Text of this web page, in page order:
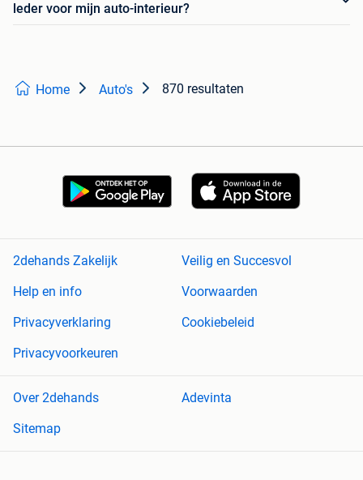
leder voor mijn auto-interieur?
Home Auto's 870 resultaten
2dehands Zakelijk
Veilig en Succesvol
Help en info
Voorwaarden
Privacyverklaring
Cookiebeleid
Privacyvoorkeuren
Over 2dehands
Adevinta
Sitemap